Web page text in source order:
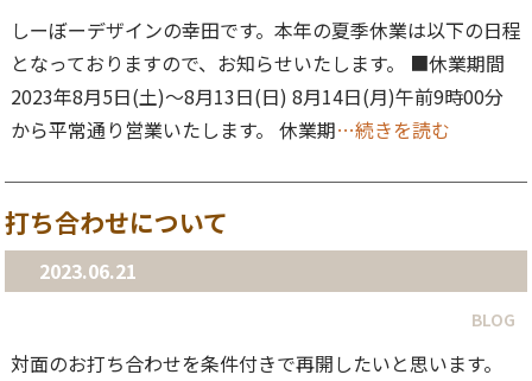
しーぼーデザインの幸田です。本年の夏季休業は以下の日程
となっておりますので、お知らせいたします。 ■休業期間
2023年8月5日(土)〜8月13日(日) 8月14日(月)午前9時00分
から平常通り営業いたします。 休業期…続きを読む
打ち合わせについて
2023.06.21
BLOG
対面のお打ち合わせを条件付きで再開したいと思います。